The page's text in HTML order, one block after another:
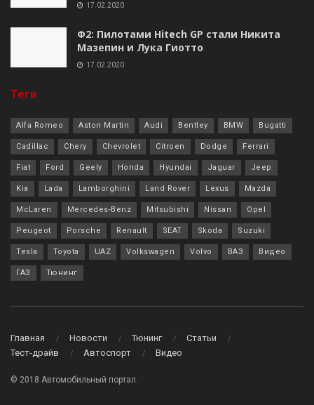
17.02.2020
Ф2: Пилотами Hitech GP стали Никита
Мазепин и Лука Гиотто
17.02.2020
Теги
Alfa Romeo Aston Martin Audi Bentley BMW Bugatti
Cadillac Chery Chevrolet Citroen Dodge Ferrari
Fiat Ford Geely Honda Hyundai Jaguar Jeep
Kia Lada Lamborghini Land Rover Lexus Mazda
McLaren Mercedes-Benz Mitsubishi Nissan Opel
Peugeot Porsche Renault SEAT Skoda Suzuki
Tesla Toyota UAZ Volkswagen Volvo ВАЗ Видео
ГАЗ Тюнинг
Главная Новости Тюнинг
Статьи
Тест-драйв
Автоспорт Видео
© 2018 Автомобильный портал.